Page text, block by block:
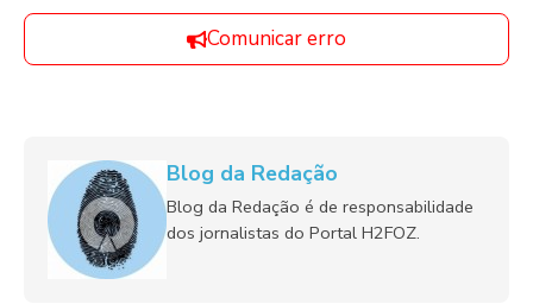
Comunicar erro
Blog da Redação
Blog da Redação é de responsabilidade
dos jornalistas do Portal H2FOZ.